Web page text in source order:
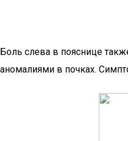
Боль слева в пояснице
аномалиями в почках.